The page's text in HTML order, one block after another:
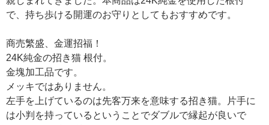
で、持ち歩ける開運のお守りとしてもおすすめです。
商売繁盛、金運招福！
24K純金の招き猫 根付。
金塊加工品です。
メッキではありません。
左手を上げているのは先客万来を意味する招き猫。片手に
は小判を持っているということでダブルで縁起が良いで